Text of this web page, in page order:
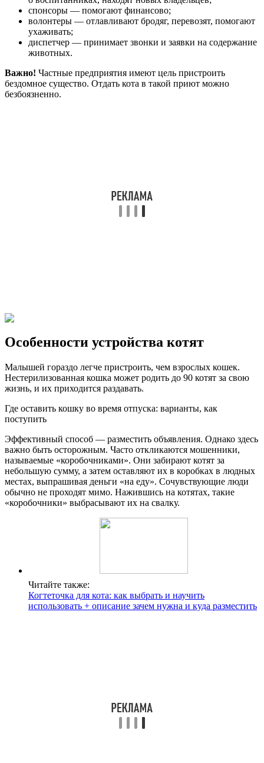
спонсоры — помогают финансово;
волонтеры — отлавливают бродяг, перевозят, помогают
ухаживать;
диспетчер — принимает звонки и заявки на содержание
животных.
Важно! Частные предприятия имеют цель пристроить
бездомное существо. Отдать кота в такой приют можно
безбоязненно.
Особенности устройства котят
Малышей гораздо легче пристроить, чем взрослых кошек.
Нестерилизованная кошка может родить до 90 котят за свою
жизнь, и их приходится раздавать.
Где оставить кошку во время отпуска: варианты, как
поступить
Эффективный способ — разместить объявления. Однако здесь
важно быть осторожным. Часто откликаются мошенники,
называемые «коробочниками». Они забирают котят за
небольшую сумму, а затем оставляют их в коробках в людных
местах, выпрашивая деньги «на еду». Сочувствующие люди
обычно не проходят мимо. Нажившись на котятах, такие
«коробочники» выбрасывают их на свалку.
Читайте также:
Когтеточка для кота: как выбрать и научить
использовать + описание зачем нужна и куда разместить